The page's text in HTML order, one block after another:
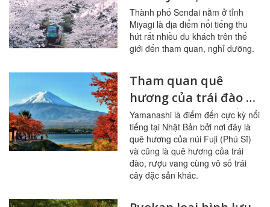
hoàn toàn mới lạ
Thành phố Sendai nằm ở tỉnh
Miyagi là địa điểm nổi tiếng thu
hút rất nhiều du khách trên thế
giới đến tham quan, nghỉ dưỡng.
Tham quan quê
hương của trái đào và
ngọn núi Phú Sĩ nổi
tiếng
Yamanashi là điểm đến cực kỳ nổi
tiếng tại Nhật Bản bởi nơi đây là
quê hương của núi Fuji (Phú Sĩ)
và cũng là quê hương của trái
đào, rượu vang cùng vô số trái
cây đặc sản khác.